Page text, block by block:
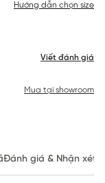
Viết đánh giá
Hướng dẫn chọn size
Mua tại showroom
Đánh giá & Nhận xét